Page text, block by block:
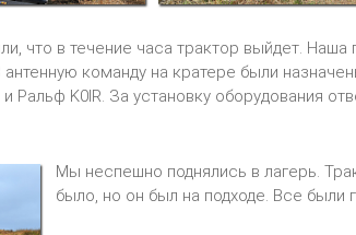
что в течение часа трактор выйдет. Наша
антенную команду на кратере были
и Ральф K0IR. За установку оборудования
Мы неспешно поднялись в лагерь.
было, но он был на подходе. Все были